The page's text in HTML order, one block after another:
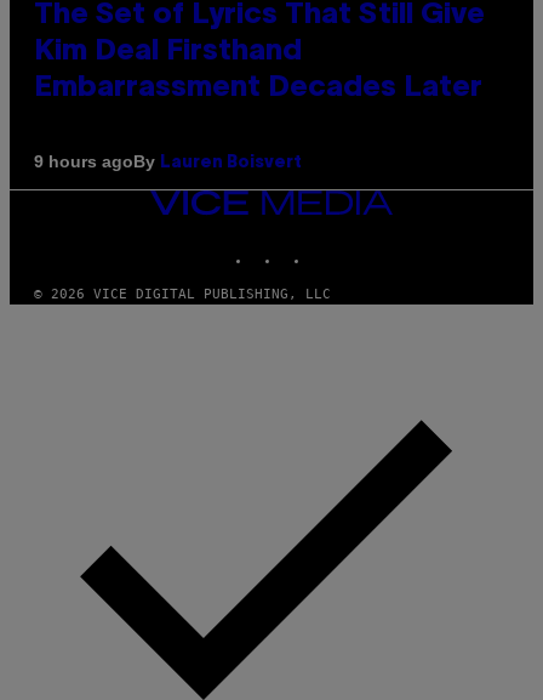
The Set of Lyrics That Still Give
Kim Deal Firsthand
Embarrassment Decades Later
9 hours agoBy Lauren Boisvert
VICE
MEDIA
© 2026 VICE DIGITAL PUBLISHING, LLC